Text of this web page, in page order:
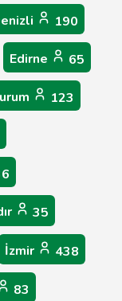
190
Edirne 65
123
35
İzmir 438
83